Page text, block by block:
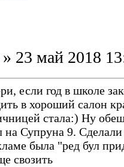
» 23 май 2018
если год в школе
в хороший салон
стала:) Ну
на Супруна 9. Сделали
была "ред бул
свозить